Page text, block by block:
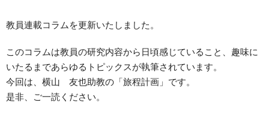
企業の方へ
教員連載コラムを更新いたしました。
このコラムは教員の研究内容から日頃感じていること、趣味に
いたるまであらゆるトピックスが執筆されています。
今回は、横山 友也助教の「旅程計画」です。
是非、ご一読ください。